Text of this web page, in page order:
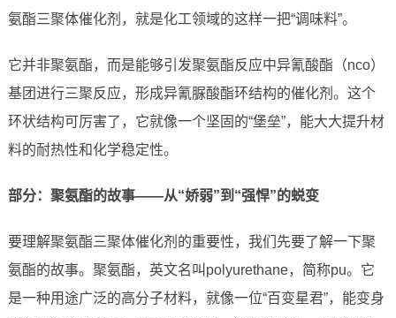
氨酯三聚体催化剂，就是化工领域的这样一把“调味料”。
它并非聚氨酯，而是能够引发聚氨酯反应中异氰酸酯（nco）
基团进行三聚反应，形成异氰脲酸酯环结构的催化剂。这个
环状结构可厉害了，它就像一个坚固的“堡垒”，能大大提升材
料的耐热性和化学稳定性。
部分：聚氨酯的故事——从“娇弱”到“强悍”的蜕变
要理解聚氨酯三聚体催化剂的重要性，我们先要了解一下聚
氨酯的故事。聚氨酯，英文名叫polyurethane，简称pu。它
是一种用途广泛的高分子材料，就像一位“百变星君”，能变身